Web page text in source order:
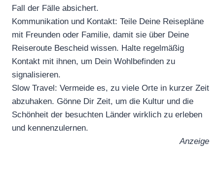
Fall der Fälle absichert.
Kommunikation und Kontakt: Teile Deine Reisepläne
mit Freunden oder Familie, damit sie über Deine
Reiseroute Bescheid wissen. Halte regelmäßig
Kontakt mit ihnen, um Dein Wohlbefinden zu
signalisieren.
Slow Travel: Vermeide es, zu viele Orte in kurzer Zeit
abzuhaken. Gönne Dir Zeit, um die Kultur und die
Schönheit der besuchten Länder wirklich zu erleben
und kennenzulernen.
Anzeige